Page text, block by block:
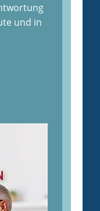
und in